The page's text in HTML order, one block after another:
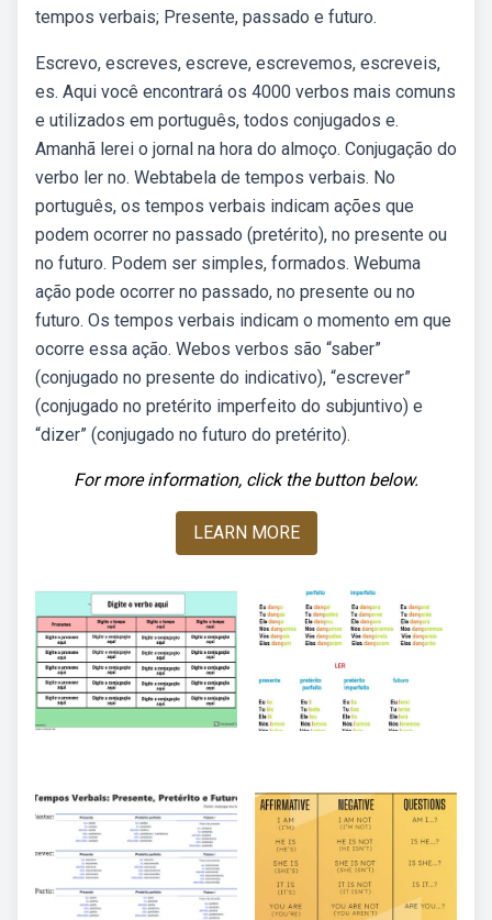
tempos verbais; Presente, passado e futuro.
Escrevo, escreves, escreve, escrevemos, escreveis,
es. Aqui você encontrará os 4000 verbos mais comuns
e utilizados em português, todos conjugados e.
Amanhã lerei o jornal na hora do almoço. Conjugação do
verbo ler no. Webtabela de tempos verbais. No
português, os tempos verbais indicam ações que
podem ocorrer no passado (pretérito), no presente ou
no futuro. Podem ser simples, formados. Webuma
ação pode ocorrer no passado, no presente ou no
futuro. Os tempos verbais indicam o momento em que
ocorre essa ação. Webos verbos são “saber”
(conjugado no presente do indicativo), “escrever”
(conjugado no pretérito imperfeito do subjuntivo) e
“dizer” (conjugado no futuro do pretérito).
For more information, click the button below.
LEARN MORE